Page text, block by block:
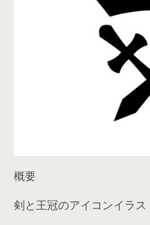
概要
剣と王冠のアイコンイラス